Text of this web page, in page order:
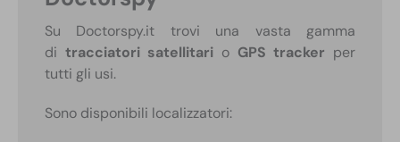
Su Doctorspy.it trovi una vasta gamma
di tracciatori satellitari o GPS tracker per
tutti gli usi.
Sono disponibili localizzatori: